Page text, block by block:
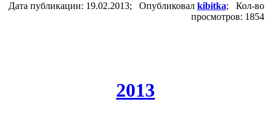
Дата публикации: 19.02.2013; Опубликовал kibitka; Кол-во
просмотров: 1854
2013